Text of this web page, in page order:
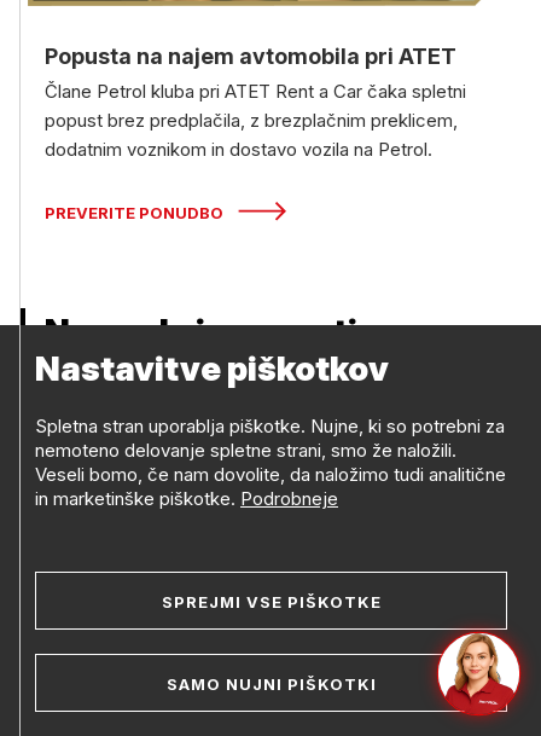
Nastavitve piškotkov
Spletna stran uporablja piškotke. Nujne, ki so potrebni za
nemoteno delovanje spletne strani, smo že naložili.
Veseli bomo, če nam dovolite, da naložimo tudi analitične
in marketinške piškotke. Podrobneje
SPREJMI VSE PIŠKOTKE
SAMO NUJNI PIŠKOTKI
Popusta na najem avtomobila pri ATET
Člane Petrol kluba pri ATET Rent a Car čaka spletni
popust brez predplačila, z brezplačnim preklicem,
dodatnim voznikom in dostavo vozila na Petrol.
PREVERITE PONUDBO
Nagrade in popusti